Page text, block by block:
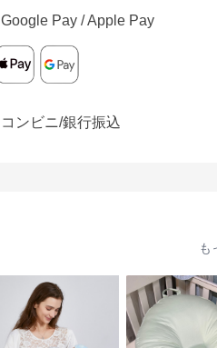
Google Pay / Apple Pay
コンビニ/銀行振込
も